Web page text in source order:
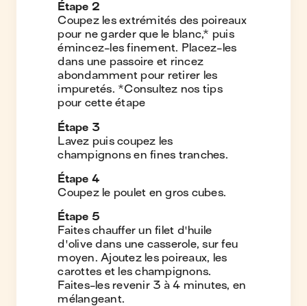
Étape 2
Coupez les extrémités des poireaux
pour ne garder que le blanc,* puis
émincez-les finement. Placez-les
dans une passoire et rincez
abondamment pour retirer les
impuretés. *Consultez nos tips
pour cette étape
Étape 3
Lavez puis coupez les
champignons en fines tranches.
Étape 4
Coupez le poulet en gros cubes.
Étape 5
Faites chauffer un filet d'huile
d'olive dans une casserole, sur feu
moyen. Ajoutez les poireaux, les
carottes et les champignons.
Faites-les revenir 3 à 4 minutes, en
mélangeant.